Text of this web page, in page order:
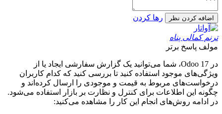
اضافه کردن نظر رها کردن
ترنم کمالی پناه
مولف پاسخ برتر
در Odoo 17، شما می‌توانید یک گزارش سفارشی ایجاد یا از
ویژگی‌های موجود استفاده کنید تا بررسی کنید که کدام کاربران
درخواست‌های مربوط به قیمت و موجودی را ارسال کرده‌اند و
چگونه این اطلاعات برای کنترل و نظارت بر بازار استفاده می‌شود.
در ادامه روش‌های انجام این کار را مشاهده می‌کنید: